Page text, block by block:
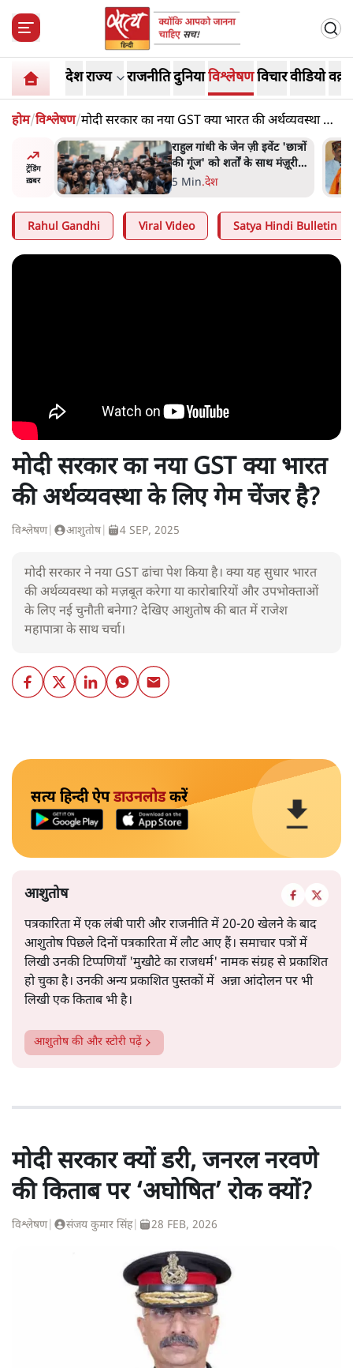
देशराज्य राजनीतिदुनियाविश्लेषणविचारवीडियो
होम/विश्लेषण/मोदी सरकार का नया GST क्या भारत की अर्थव्यवस्था के
लिए गेम चेंजर है?
ट्रेंडिंग
ख़बर
'छात्रों
मंज़ूरी
सुखबीर बादल और पीएम मोदी
मिले, पंजाब चुनाव से पहले बीजेपी-
अकाली दल गठबंधन की अटकलें
6 Min.पंजाब
Rahul Gandhi Viral Video Satya Hindi Bulletin
मोदी सरकार का नया GST क्या भारत
की अर्थव्यवस्था के लिए गेम चेंजर है?
विश्लेषण| आशुतोष| 4 SEP, 2025
मोदी सरकार ने नया GST ढांचा पेश किया है। क्या यह सुधार भारत
की अर्थव्यवस्था को मज़बूत करेगा या कारोबारियों और उपभोक्ताओं
के लिए नई चुनौती बनेगा? देखिए आशुतोष की बात में राजेश
महापात्रा के साथ चर्चा।
सत्य हिन्दी ऐपडाउनलोडकरें
आशुतोष
पत्रकारिता में एक लंबी पारी और राजनीति में 20-20 खेलने के बाद
आशुतोष पिछले दिनों पत्रकारिता में लौट आए हैं। समाचार पत्रों में
लिखी उनकी टिप्पणियाँ 'मुखौटे का राजधर्म' नामक संग्रह से प्रकाशित
हो चुका है। उनकी अन्य प्रकाशित पुस्तकों में अन्ना आंदोलन पर भी
लिखी एक किताब भी है।
आशुतोषकी और स्टोरी पढ़ें
मोदी सरकार क्यों डरी, जनरल नरवणे
की किताब पर ‘अघोषित’ रोक क्यों?
विश्लेषण| संजय कुमार सिंह| 28 FEB, 2026